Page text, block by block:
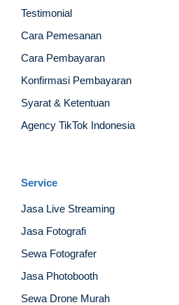
Testimonial
Cara Pemesanan
Cara Pembayaran
Konfirmasi Pembayaran
Syarat & Ketentuan
Agency TikTok Indonesia
Service
Jasa Live Streaming
Jasa Fotografi
Sewa Fotografer
Jasa Photobooth
Sewa Drone Murah